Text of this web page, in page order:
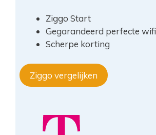
Ziggo Start
Gegarandeerd perfecte wifi
Scherpe korting
Ziggo vergelijken